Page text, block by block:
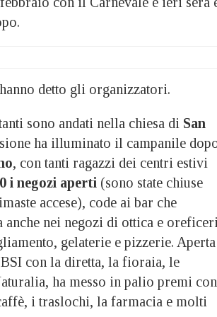
hanno detto gli organizzatori.
sono andati nella chiesa di San
ha illuminato il campanile
, con tanti ragazzi dei centri estivi
i negozi aperti (sono state chiuse
accese), code ai bar che
nei negozi di ottica e
gelaterie e pizzerie. Aperta
con la diretta, la fioraia, le
ha messo in palio premi con
i traslochi, la farmacia e molti